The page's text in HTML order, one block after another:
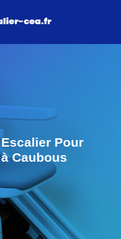
Pour
Caubous